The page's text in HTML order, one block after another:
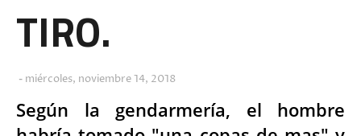
TIRO.
miércoles, noviembre 14, 2018
Según la gendarmería, el hombre